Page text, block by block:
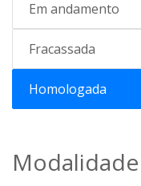
Em andamento
Fracassada
Homologada
Modalidade